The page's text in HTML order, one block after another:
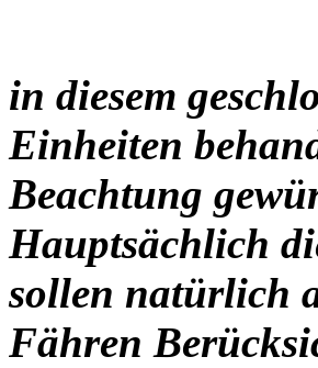
in diesem
Einheiten
Beachtung
Hauptsächlich
sollen natürlich
Fähren